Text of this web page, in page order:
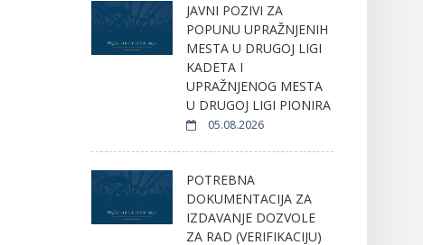
JAVNI POZIVI ZA
POPUNU UPRAŽNJENIH
MESTA U DRUGOJ LIGI
KADETA I
UPRAŽNJENOG MESTA
U DRUGOJ LIGI PIONIRA
05.08.2026
POTREBNA
DOKUMENTACIJA ZA
IZDAVANJE DOZVOLE
ZA RAD (VERIFIKACIJU)